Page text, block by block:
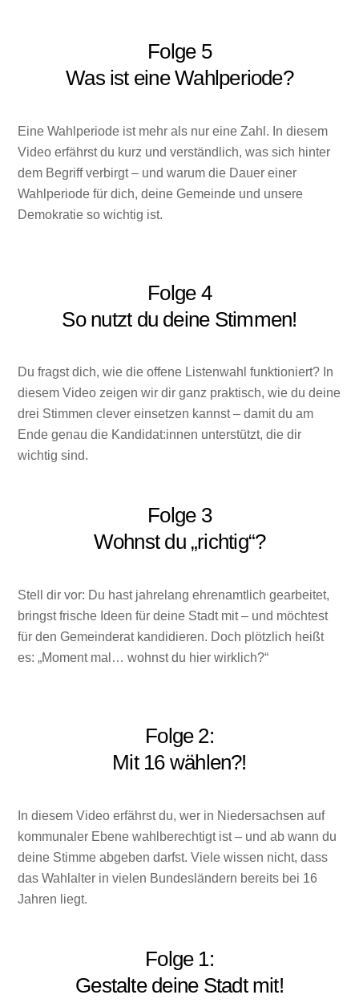
Folge 5
Was ist eine Wahlperiode?
Eine Wahlperiode ist mehr als nur eine Zahl. In diesem
Video erfährst du kurz und verständlich, was sich hinter
dem Begriff verbirgt – und warum die Dauer einer
Wahlperiode für dich, deine Gemeinde und unsere
Demokratie so wichtig ist.
Folge 4
So nutzt du deine Stimmen!
Du fragst dich, wie die offene Listenwahl funktioniert? In
diesem Video zeigen wir dir ganz praktisch, wie du deine
drei Stimmen clever einsetzen kannst – damit du am
Ende genau die Kandidat:innen unterstützt, die dir
wichtig sind.
Folge 3
Wohnst du „richtig“?
Stell dir vor: Du hast jahrelang ehrenamtlich gearbeitet,
bringst frische Ideen für deine Stadt mit – und möchtest
für den Gemeinderat kandidieren. Doch plötzlich heißt
es: „Moment mal… wohnst du hier wirklich?“
Folge 2:
Mit 16 wählen?!
In diesem Video erfährst du, wer in Niedersachsen auf
kommunaler Ebene wahlberechtigt ist – und ab wann du
deine Stimme abgeben darfst. Viele wissen nicht, dass
das Wahlalter in vielen Bundesländern bereits bei 16
Jahren liegt.
Folge 1:
Gestalte deine Stadt mit!